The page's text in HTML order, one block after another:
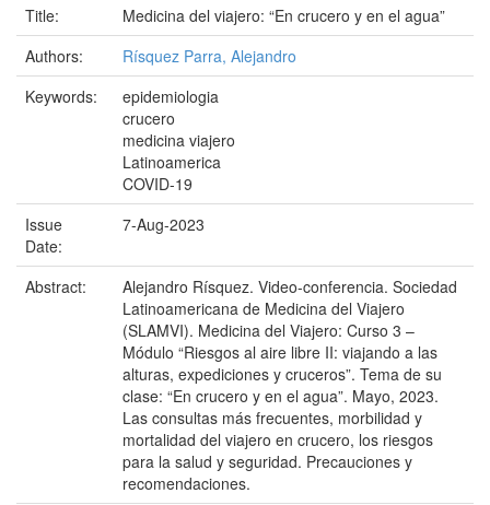
Title:
Medicina del viajero: “En crucero y en el agua”
Authors:
Rísquez Parra, Alejandro
Keywords:
epidemiologia
crucero
medicina viajero
Latinoamerica
COVID-19
Issue
Date:
7-Aug-2023
Abstract:
Alejandro Rísquez. Video-conferencia. Sociedad
Latinoamericana de Medicina del Viajero
(SLAMVI). Medicina del Viajero: Curso 3 –
Módulo “Riesgos al aire libre II: viajando a las
alturas, expediciones y cruceros”. Tema de su
clase: “En crucero y en el agua”. Mayo, 2023.
Las consultas más frecuentes, morbilidad y
mortalidad del viajero en crucero, los riesgos
para la salud y seguridad. Precauciones y
recomendaciones.